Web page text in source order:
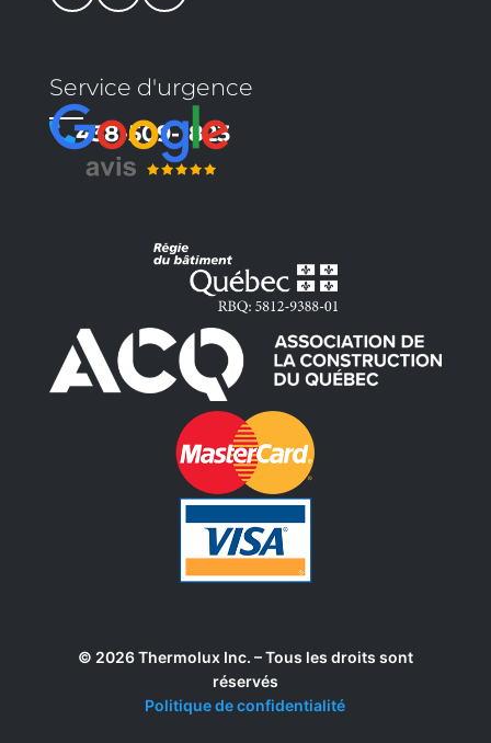
Service d'urgence
438-509-1823
© 2026 Thermolux Inc. – Tous les droits sont
réservés
Politique de confidentialité